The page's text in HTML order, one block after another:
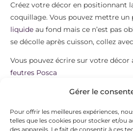
Gérer le
Pour offrir les meilleures expériences,
telles que les cookies pour stocker et/ou
des appareils. Le fait de consentir à ces
Nettoyez bien votre pot et passez
sous couche acrylique de façon à
le avec du vernis colle de la façon
pot au fur et à mesure, puis posez
Créez votre décor en positionnant
coquillage. Vous pouvez mettre un
liquide au fond mais ce n’est pas
se décolle après cuisson, collez
Vous pouvez écrire sur votre décor
feutres Posca
Bonnes créations !!